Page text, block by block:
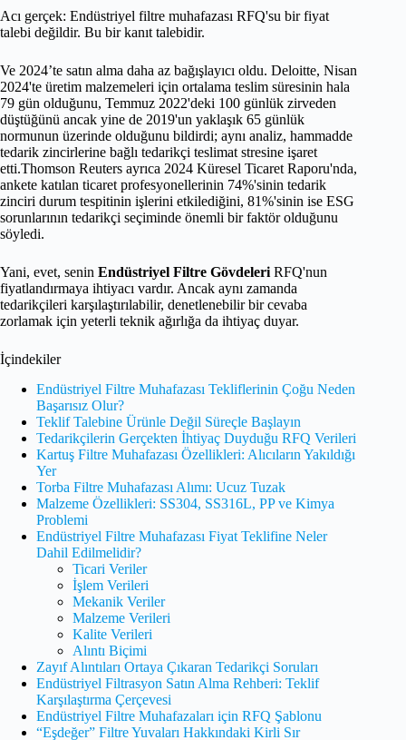
Acı gerçek: Endüstriyel filtre muhafazası RFQ'su bir fiyat
talebi değildir. Bu bir kanıt talebidir.
Ve 2024’te satın alma daha az bağışlayıcı oldu. Deloitte, Nisan
2024'te üretim malzemeleri için ortalama teslim süresinin hala
79 gün olduğunu, Temmuz 2022'deki 100 günlük zirveden
düştüğünü ancak yine de 2019'un yaklaşık 65 günlük
normunun üzerinde olduğunu bildirdi; aynı analiz, hammadde
tedarik zincirlerine bağlı tedarikçi teslimat stresine işaret
etti.Thomson Reuters ayrıca 2024 Küresel Ticaret Raporu'nda,
ankete katılan ticaret profesyonellerinin 74%'sinin tedarik
zinciri durum tespitinin işlerini etkilediğini, 81%'sinin ise ESG
sorunlarının tedarikçi seçiminde önemli bir faktör olduğunu
söyledi.
Yani, evet, senin Endüstriyel Filtre Gövdeleri RFQ'nun
fiyatlandırmaya ihtiyacı vardır. Ancak aynı zamanda
tedarikçileri karşılaştırılabilir, denetlenebilir bir cevaba
zorlamak için yeterli teknik ağırlığa da ihtiyaç duyar.
İçindekiler
Endüstriyel Filtre Muhafazası Tekliflerinin Çoğu Neden
Başarısız Olur?
Teklif Talebine Ürünle Değil Süreçle Başlayın
Tedarikçilerin Gerçekten İhtiyaç Duyduğu RFQ Verileri
Kartuş Filtre Muhafazası Özellikleri: Alıcıların Yakıldığı
Yer
Torba Filtre Muhafazası Alımı: Ucuz Tuzak
Malzeme Özellikleri: SS304, SS316L, PP ve Kimya
Problemi
Endüstriyel Filtre Muhafazası Fiyat Teklifine Neler
Dahil Edilmelidir?
Ticari Veriler
İşlem Verileri
Mekanik Veriler
Malzeme Verileri
Kalite Verileri
Alıntı Biçimi
Zayıf Alıntıları Ortaya Çıkaran Tedarikçi Soruları
Endüstriyel Filtrasyon Satın Alma Rehberi: Teklif
Karşılaştırma Çerçevesi
Endüstriyel Filtre Muhafazaları için RFQ Şablonu
“Eşdeğer” Filtre Yuvaları Hakkındaki Kirli Sır